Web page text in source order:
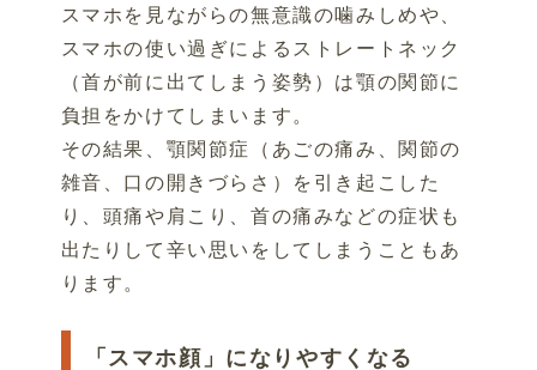
スマホを見ながらの無意識の噛みしめや、
スマホの使い過ぎによるストレートネック
（首が前に出てしまう姿勢）は顎の関節に
負担をかけてしまいます。
その結果、顎関節症（あごの痛み、関節の
雑音、口の開きづらさ）を引き起こした
り、頭痛や肩こり、首の痛みなどの症状も
出たりして辛い思いをしてしまうこともあ
ります。
「スマホ顔」になりやすくなる